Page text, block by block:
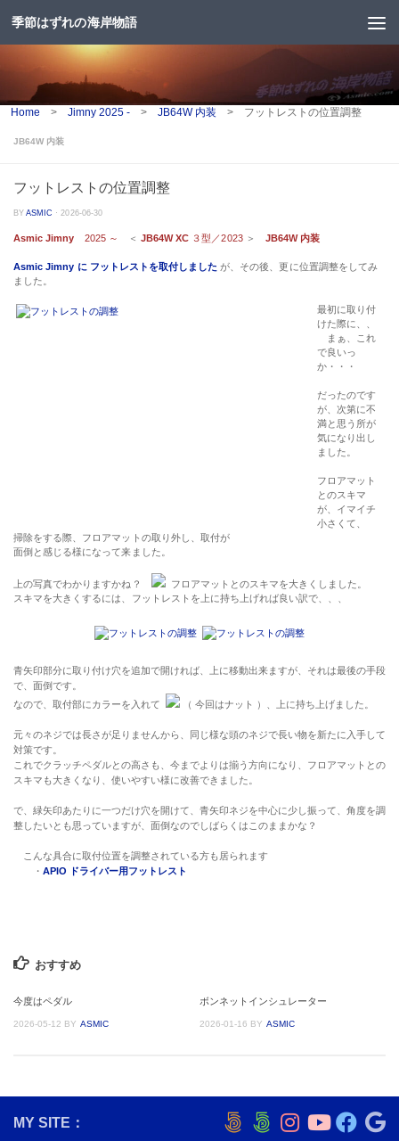
コンテンツへスキップ
季節はずれの海岸物語
Home > Jimny 2025 - > JB64W 内装 > フットレストの位置調整
JB64W 内装
フットレストの位置調整
BYASMIC ·2026-06-30
Asmic Jimny 2025 ～ ＜ JB64W XC ３型／2023＞ JB64W 内装
Asmic Jimny に フットレストを取付しました が、その後、更に位置調整をしてみ
ました。
最初に取り付
けた際に、、
まぁ、これ
で良いっ
か・・・
だったのです
が、次第に不
満と思う所が
気になり出し
ました。
フロアマット
とのスキマ
が、イマイチ
小さくて、
掃除をする際、フロアマットの取り外し、取付が
面倒と感じる様になって来ました。
上の写真でわかりますかね？
フロアマットとのスキマを大きくしました。
スキマを大きくするには、フットレストを上に持ち上げれば良い訳で、、、
青矢印部分に取り付け穴を追加で開ければ、上に移動出来ますが、それは最後の手段
で、面倒です。
なので、取付部にカラーを入れて
（ 今回はナット ）、上に持ち上げました。
元々のネジでは長さが足りませんから、同じ様な頭のネジで長い物を新たに入手して
対策です。
これでクラッチペダルとの高さも、今までよりは揃う方向になり、フロアマットとの
スキマも大きくなり、使いやすい様に改善できました。
で、緑矢印あたりに一つだけ穴を開けて、青矢印ネジを中心に少し振って、角度を調
整したいとも思っていますが、面倒なのでしばらくはこのままかな？
こんな具合に取付位置を調整されている方も居られます
・ APIO ドライバー用フットレスト
おすすめ
今度はペダル
2026-05-12 BY ASMIC
ボンネットインシュレーター
2026-01-16 BY ASMIC
MY SITE：